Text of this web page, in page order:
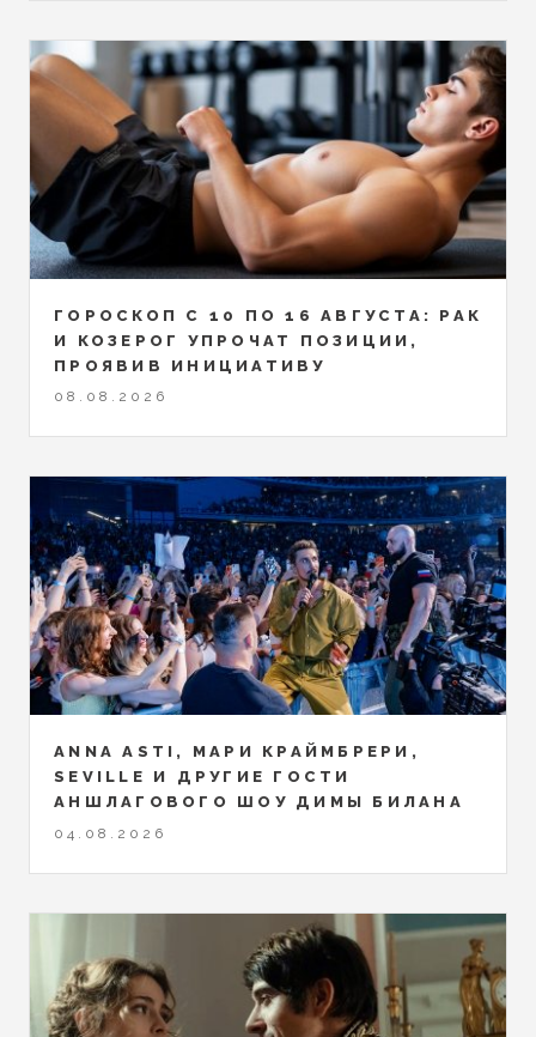
ГОРОСКОП С 10 ПО 16 АВГУСТА: РАК
И КОЗЕРОГ УПРОЧАТ ПОЗИЦИИ,
ПРОЯВИВ ИНИЦИАТИВУ
08.08.2026
ANNA ASTI, МАРИ КРАЙМБРЕРИ,
SEVILLE И ДРУГИЕ ГОСТИ
АНШЛАГОВОГО ШОУ ДИМЫ БИЛАНА
04.08.2026